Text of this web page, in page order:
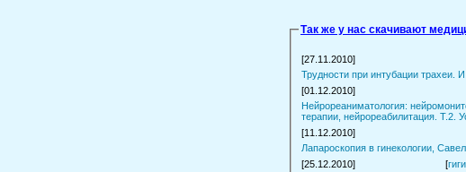
Так же у нас скачивают
[27.11.2010]
Трудности при интубации трахеи.
[01.12.2010]
Нейрореаниматология:
терапии, нейрореабилитация. Т.2.
[11.12.2010]
Лапароскопия в гинекологии,
[25.12.2010]
[